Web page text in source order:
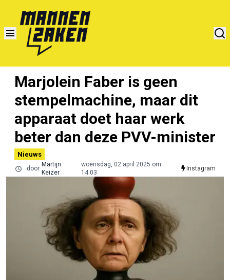
Marjolein Faber is geen
stempelmachine, maar dit
apparaat doet haar werk
beter dan deze PVV-minister
Nieuws
door
Martijn
Keizer
woensdag, 02 april 2025 om
14:03
Instagram